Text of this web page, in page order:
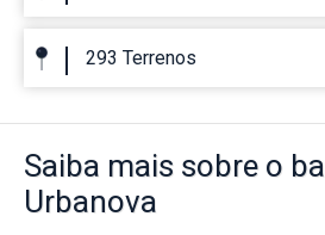
293 Terrenos
Saiba mais sobre o
Urbanova